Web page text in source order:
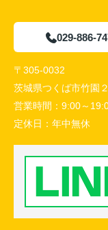
029-886-
〒305-0032
茨城県つくば市竹園
営業時間： 9:00～
定休日： 年中無休